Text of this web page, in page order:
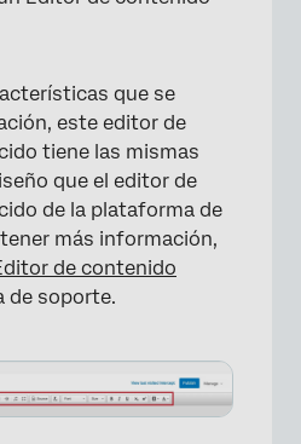
que se
este editor de
tiene las mismas
que el editor de
de la plataforma de
más información,
de contenido
de soporte.